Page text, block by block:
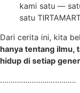
kami satu —
satu
Dari cerita ini, kita
hanya tentang ilmu,
hidup di setiap
………………………………